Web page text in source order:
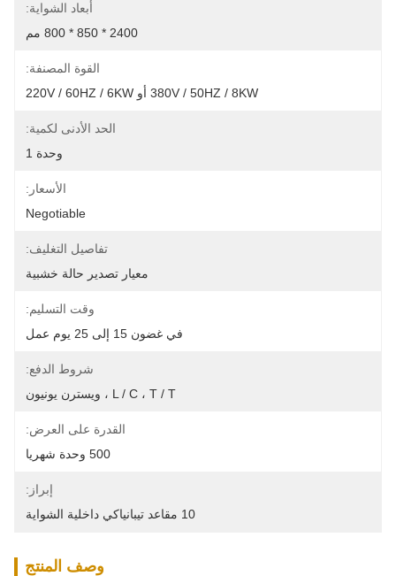
أبعاد الشواية:
2400 * 850 * 800 مم
القوة المصنفة:
380V / 50HZ / 8KW أو 220V / 60HZ / 6KW
الحد الأدنى لكمية:
وحدة 1
الأسعار:
Negotiable
تفاصيل التغليف:
معيار تصدير حالة خشبية
وقت التسليم:
في غضون 15 إلى 25 يوم عمل
شروط الدفع:
L / C ، T / T ، ويسترن يونيون
القدرة على العرض:
500 وحدة شهريا
إبراز:
10 مقاعد تيبانياكي داخلية الشواية
وصف المنتج